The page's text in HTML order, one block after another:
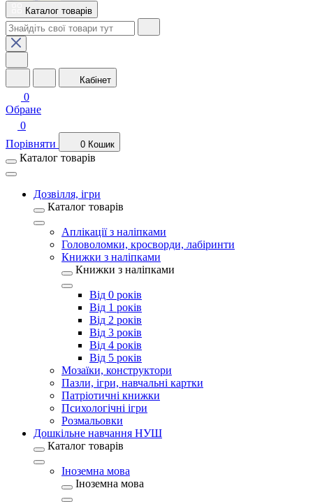
Каталог товарів
Кабінет
0
Обране
0
Порівняти
0 Кошик
Каталог товарів
Дозвілля, ігри
Каталог товарів
Аплікації з наліпками
Головоломки, кросворди, лабіринти
Книжки з наліпками
Книжки з наліпками
Від 0 років
Від 1 років
Від 2 років
Від 3 років
Від 4 років
Від 5 років
Мозаїки, конструктори
Пазли, ігри, навчальні картки
Патріотичні книжки
Психологічні ігри
Розмальовки
Дошкільне навчання НУШ
Каталог товарів
Іноземна мова
Іноземна мова